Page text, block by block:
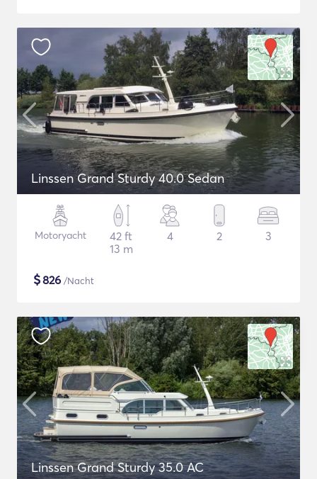
Linssen Grand Sturdy 40.0 Sedan
Motoryacht
42 ft
13 m
4 2 3
$826 /Nacht
Linssen Grand Sturdy 35.0 AC